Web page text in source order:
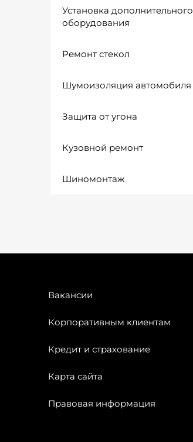
Установка дополнительного
оборудования
Ремонт стекол
Шумоизоляция автомобиля
Защита от угона
Кузовной ремонт
Шиномонтаж
Вакансии
Корпоративным клиентам
Кредит и страхование
Карта сайта
Правовая информация